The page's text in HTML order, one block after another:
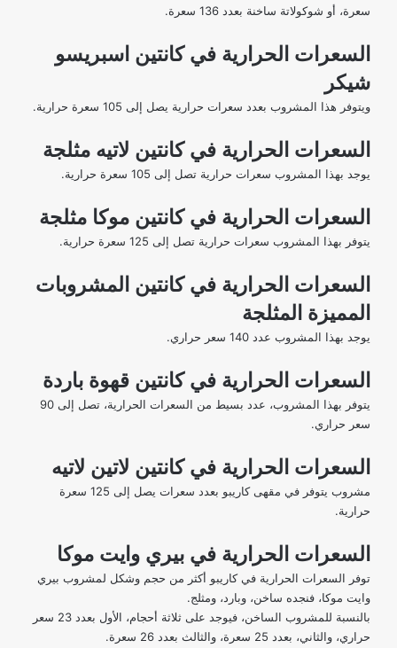
سعرة، أو شوكولاتة ساخنة بعدد 136 سعرة.
السعرات الحرارية في كانتين اسبريسو
شيكر
ويتوفر هذا المشروب بعدد سعرات حرارية يصل إلى 105 سعرة حرارية.
السعرات الحرارية في كانتين لاتيه مثلجة
يوجد بهذا المشروب سعرات حرارية تصل إلى 105 سعرة حرارية.
السعرات الحرارية في كانتين موكا مثلجة
يتوفر بهذا المشروب سعرات حرارية تصل إلى 125 سعرة حرارية.
السعرات الحرارية في كانتين المشروبات
المميزة المثلجة
يوجد بهذا المشروب عدد 140 سعر حراري.
السعرات الحرارية في كانتين قهوة باردة
يتوفر بهذا المشروب، عدد بسيط من السعرات الحرارية، تصل إلى 90
سعر حراري.
السعرات الحرارية في كانتين لاتين لاتيه
مشروب يتوفر في مقهى كاريبو بعدد سعرات يصل إلى 125 سعرة
حرارية.
السعرات الحرارية في بيري وايت موكا
توفر السعرات الحرارية في كاريبو أكثر من حجم وشكل لمشروب بيري
وايت موكا، فنجده ساخن، وبارد، ومثلج.
بالنسبة للمشروب الساخن، فيوجد على ثلاثة أحجام، الأول بعدد 23 سعر
حراري، والثاني، بعدد 25 سعرة، والثالث بعدد 26 سعرة.